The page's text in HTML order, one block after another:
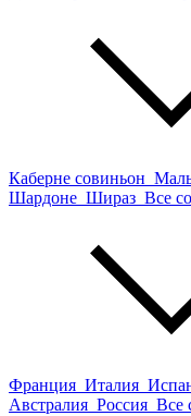
Каберне совиньон
Шардоне Шираз Все
Франция Италия
Австралия Россия Все